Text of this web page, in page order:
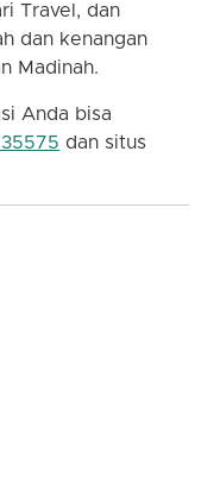
Travel, dan
dan kenangan
Madinah.
Anda bisa
dan situs